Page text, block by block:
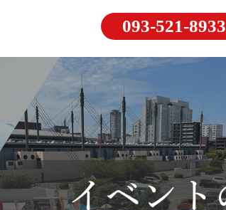
093-521-8933